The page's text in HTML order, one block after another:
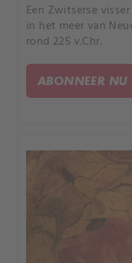
Een Zwitserse
in het meer van
rond 225 v.Chr.
ABONNEER NU